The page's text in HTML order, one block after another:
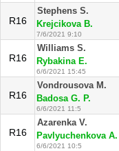
R16
Stephens S.
Krejcikova B.
7/6/2021 9:10
R16
Williams S.
Rybakina E.
6/6/2021 15:45
R16
Vondrousova M.
Badosa G. P.
6/6/2021 11:5
R16
Azarenka V.
Pavlyuchenkova A.
6/6/2021 10:5